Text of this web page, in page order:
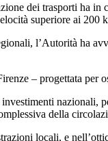
dei trasporti ha in
superiore ai 200
l’Autorità ha
– progettata per
nazionali,
della
locali, e